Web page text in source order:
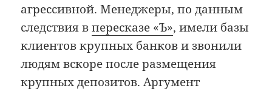
агрессивной. Менеджеры, по данным
следствия впересказе «Ъ», имели базы
клиентов крупных банков и звонили
людям вскоре после размещения
крупных депозитов. Аргумент